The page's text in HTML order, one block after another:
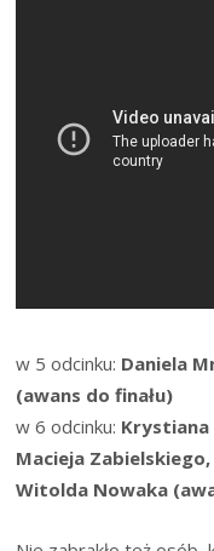
w 5 odcinku: Daniela
(awans do finału)
w 6 odcinku: Krystiana
Macieja
Witolda Nowaka